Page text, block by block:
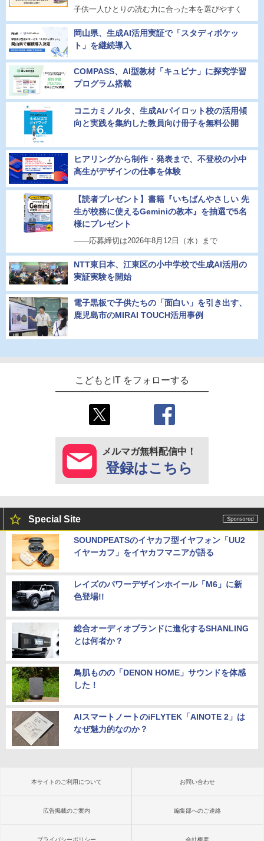
子供一人ひとりの読む力に合った本を選びやすく
岡山県、生成AI活用実証で「スタディポケッ
ト」を継続導入
COMPASS、AI型教材「キュビナ」に探究学習
プログラム搭載
コニカミノルタ、生成AIパイロット校の活用傾
向と実践を集約した教員向け冊子を無料公開
ヒアリングから制作・発表まで、不登校の小中
高生がデザインの仕事を体験
【読者プレゼント】書籍『いちばんやさしい 先
生が校務に使えるGeminiの教本』を抽選で5名
様にプレゼント
――応募締切は2026年8月12日（水）まで
NTT東日本、江東区の小中学校で生成AI活用の
実証実験を開始
電子黒板で子供たちの「面白い」を引き出す、
鹿児島市のMIRAI TOUCH活用事例
こどもとIT をフォローする
メルマガ無料配信中！
登録はこちら
Special Site
SOUNDPEATSのイヤカフ型イヤフォン「UU2
イヤーカフ」をイヤカフマニアが語る
レイズのパワーデザインホイール「M6」に新
色登場!!
総合オーディオブランドに進化するSHANLING
とは何者か？
鳥肌ものの「DENON HOME」サウンドを体感
した！
AIスマートノートのiFLYTEK「AINOTE 2」は
なぜ魅力的なのか？
本サイトのご利用について お問い合わせ
広告掲載のご案内 編集部へのご連絡
プライバシーポリシー 会社概要